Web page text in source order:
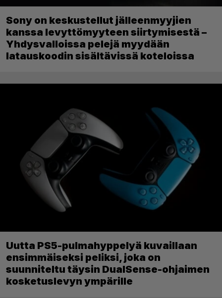
Sony on keskustellut jälleenmyyjien
kanssa levyttömyyteen siirtymisestä –
Yhdysvalloissa pelejä myydään
latauskoodin sisältävissä koteloissa
Uutta PS5-pulmahyppelyä kuvaillaan
ensimmäiseksi peliksi, joka on
suunniteltu täysin DualSense-ohjaimen
kosketuslevyn ympärille